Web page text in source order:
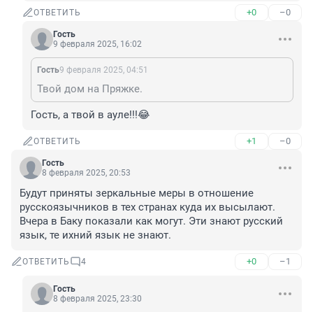
ОТВЕТИТЬ +0 –0
Гость
9 февраля 2025, 16:02
Гость9 февраля 2025, 04:51
Твой дом на Пряжке.
Гость, а твой в ауле!!!😂
ОТВЕТИТЬ +1 –0
Гость
8 февраля 2025, 20:53
Будут приняты зеркальные меры в отношение
русскоязычников в тех странах куда их высылают.
Вчера в Баку показали как могут. Эти знают русский
язык, те ихний язык не знают.
ОТВЕТИТЬ 4 +0 –1
Гость
8 февраля 2025, 23:30